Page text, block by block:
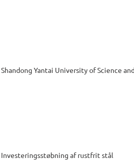
Shandong Yantai University of Science
Investeringsstøbning af rustfrit stål